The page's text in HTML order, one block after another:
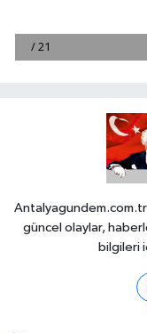
güncel olaylar,
bilgileri